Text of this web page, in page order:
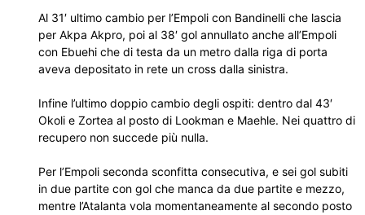
Al 31′ ultimo cambio per l’Empoli con Bandinelli che lascia
per Akpa Akpro, poi al 38′ gol annullato anche all’Empoli
con Ebuehi che di testa da un metro dalla riga di porta
aveva depositato in rete un cross dalla sinistra.
Infine l’ultimo doppio cambio degli ospiti: dentro dal 43′
Okoli e Zortea al posto di Lookman e Maehle. Nei quattro di
recupero non succede più nulla.
Per l’Empoli seconda sconfitta consecutiva, e sei gol subiti
in due partite con gol che manca da due partite e mezzo,
mentre l’Atalanta vola momentaneamente al secondo posto